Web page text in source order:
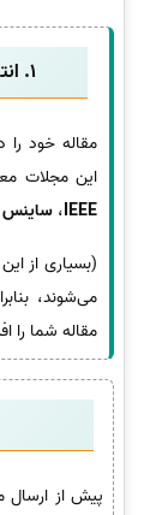
1. انتخاب مجله علمی معتبر و نمایه‌شده
مقاله خود را
این مجلات
IEEE، ساینس
(بسیاری از
می‌شوند،
مقاله شما را
پیش از ارسال